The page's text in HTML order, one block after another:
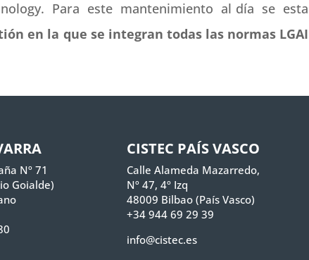
Para este mantenimiento al día se
en la que se integran todas las normas
Nº 71
Goialde)
CISTEC PAÍS VASCO
Calle Alameda Mazarredo,
Nº 47, 4º Izq
48009 Bilbao (País Vasco)
+34 944 69 29 39
info@cistec.es